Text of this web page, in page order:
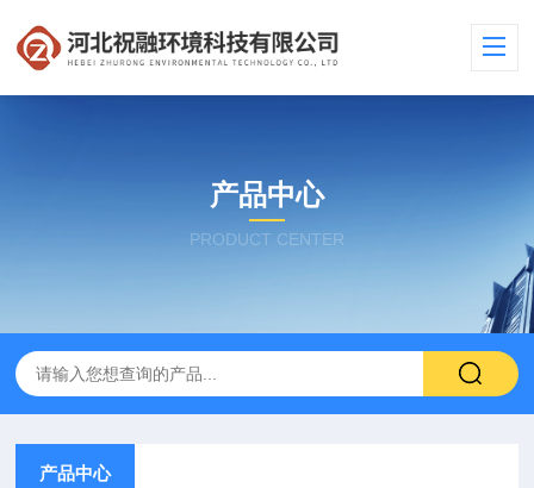
产品中心
PRODUCT CENTER
产品中心